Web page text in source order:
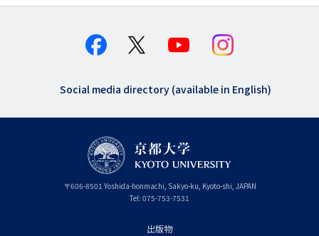
Social media directory (available in English)
〒606-8501 Yoshida-honmachi, Sakyo-ku, Kyoto-shi, Kyoto
JAPAN
Tel: 075-753-7531
出版物